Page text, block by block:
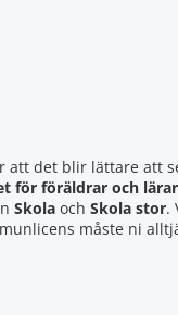
det blir lättare att
för föräldrar och
Skola och Skola stor.
måste ni